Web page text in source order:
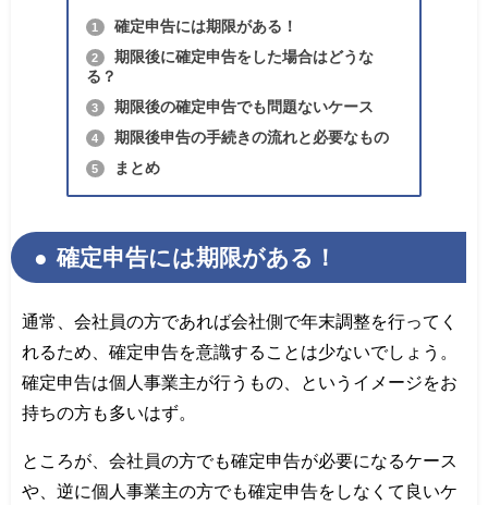
1 確定申告には期限がある！
2
期限後に確定申告をした場合はどうな
る？
3 期限後の確定申告でも問題ないケース
4 期限後申告の手続きの流れと必要なもの
5 まとめ
確定申告には期限がある！
通常、会社員の方であれば会社側で年末調整を行ってく
れるため、確定申告を意識することは少ないでしょう。
確定申告は個人事業主が行うもの、というイメージをお
持ちの方も多いはず。
ところが、会社員の方でも確定申告が必要になるケース
や、逆に個人事業主の方でも確定申告をしなくて良いケ